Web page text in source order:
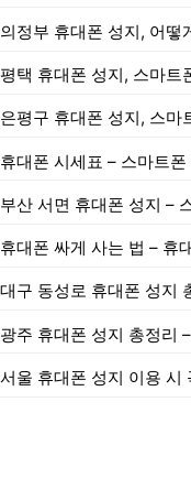
평택 휴대폰 성지, 스마트
부산 서면 휴대폰 성지 –
광주 휴대폰 성지 총정리
서울 휴대폰 성지 이용 시